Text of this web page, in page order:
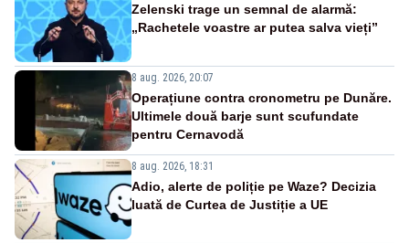
Zelenski trage un semnal de alarmă:
„Rachetele voastre ar putea salva vieți”
8 aug. 2026, 20:07
Operațiune contra cronometru pe Dunăre.
Ultimele două barje sunt scufundate
pentru Cernavodă
8 aug. 2026, 18:31
Adio, alerte de poliție pe Waze? Decizia
luată de Curtea de Justiție a UE